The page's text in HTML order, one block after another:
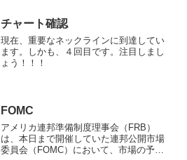
うための調整！)日...
チャート確認
現在、重要なネックラインに到達してい
ます。しかも、４回目です。注目しまし
ょう！！！
FOMC
アメリカ連邦準備制度理事会（FRB）
は、本日まで開催していた連邦公開市場
委員会（FOMC）において、市場の予測